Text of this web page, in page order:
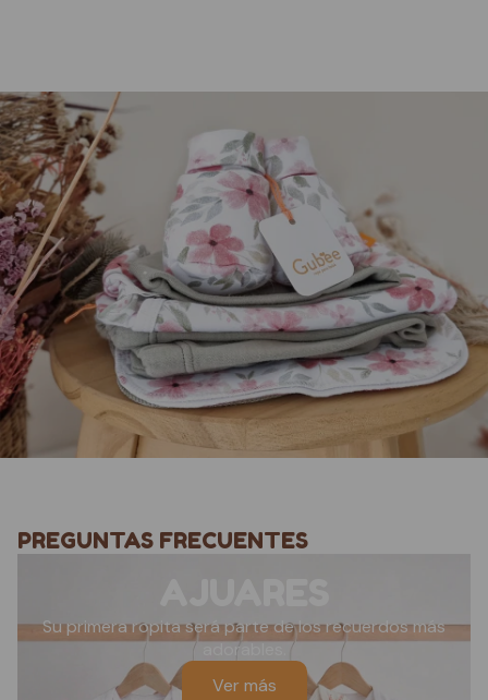
Su primera ropita será parte de los recuerdos más
adorables.
Ver más
PREGUNTAS FRECUENTES